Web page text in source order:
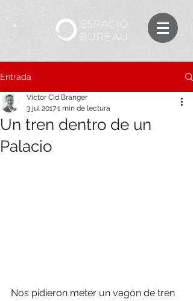
Entrada
Un tren dentro de un
Palacio
Victor Cid Branger
3 jul 20171 min de lectura
Nos pidieron meter un vagón de tren